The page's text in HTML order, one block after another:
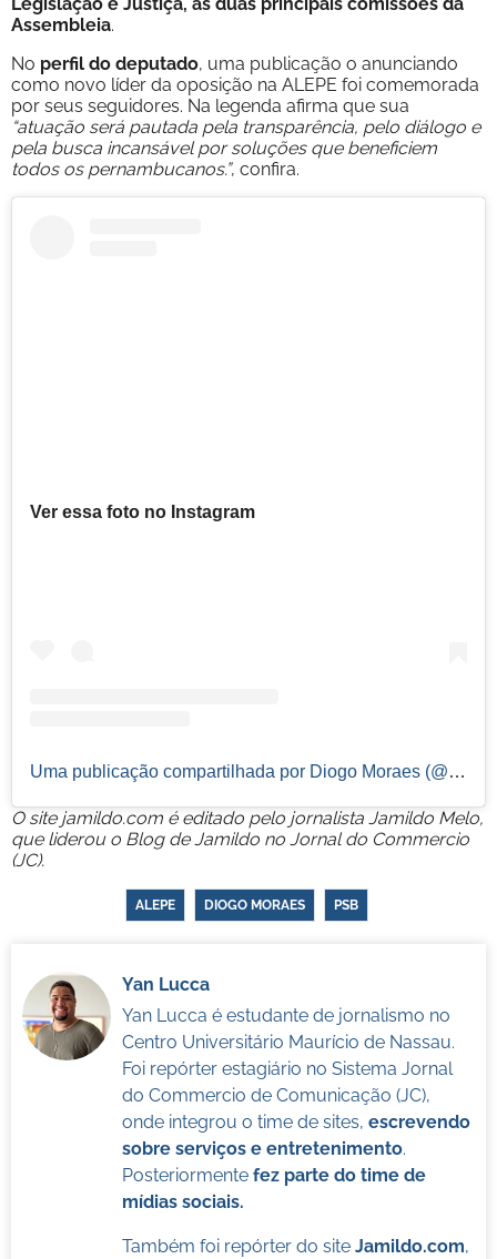
Assembleia.
No perfil do deputado, uma publicação o anunciando
como novo líder da oposição na ALEPE foi comemorada
por seus seguidores. Na legenda afirma que sua
“atuação será pautada pela transparência, pelo diálogo e
pela busca incansável por soluções que beneficiem
todos os pernambucanos.”, confira.
Ver essa foto no Instagram
Uma publicação compartilhada por Diogo Moraes (@diogomoraespsb)
O site jamildo.com é editado pelo jornalista Jamildo Melo,
que liderou o Blog de Jamildo no Jornal do Commercio
(JC).
ALEPE DIOGO MORAES PSB
Yan Lucca
Yan Lucca é estudante de jornalismo no
Centro Universitário Maurício de Nassau.
Foi repórter estagiário no Sistema Jornal
do Commercio de Comunicação (JC),
onde integrou o time de sites, escrevendo
sobre serviços e entretenimento.
Posteriormente fez parte do time de
mídias sociais.
Também foi repórter do site Jamildo.com,